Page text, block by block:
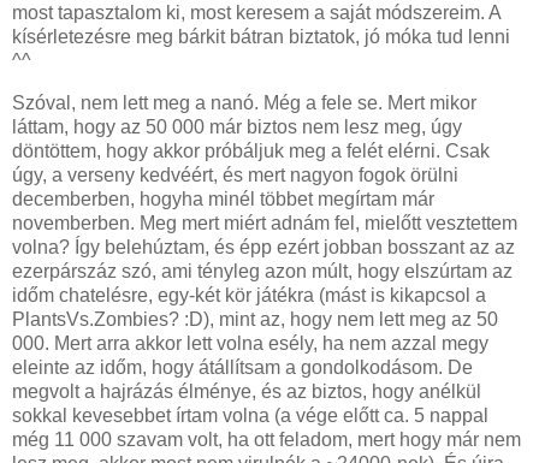
most tapasztalom ki, most keresem a saját módszereim. A
kísérletezésre meg bárkit bátran biztatok, jó móka tud lenni
^^
Szóval, nem lett meg a nanó. Még a fele se. Mert mikor
láttam, hogy az 50 000 már biztos nem lesz meg, úgy
döntöttem, hogy akkor próbáljuk meg a felét elérni. Csak
úgy, a verseny kedvéért, és mert nagyon fogok örülni
decemberben, hogyha minél többet megírtam már
novemberben. Meg mert miért adnám fel, mielőtt vesztettem
volna? Így belehúztam, és épp ezért jobban bosszant az az
ezerpárszáz szó, ami tényleg azon múlt, hogy elszúrtam az
időm chatelésre, egy-két kör játékra (mást is kikapcsol a
PlantsVs.Zombies? :D), mint az, hogy nem lett meg az 50
000. Mert arra akkor lett volna esély, ha nem azzal megy
eleinte az időm, hogy átállítsam a gondolkodásom. De
megvolt a hajrázás élménye, és az biztos, hogy anélkül
sokkal kevesebbet írtam volna (a vége előtt ca. 5 nappal
még 11 000 szavam volt, ha ott feladom, mert hogy már nem